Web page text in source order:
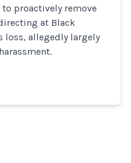
proactively remove
at Black
loss, allegedly largely